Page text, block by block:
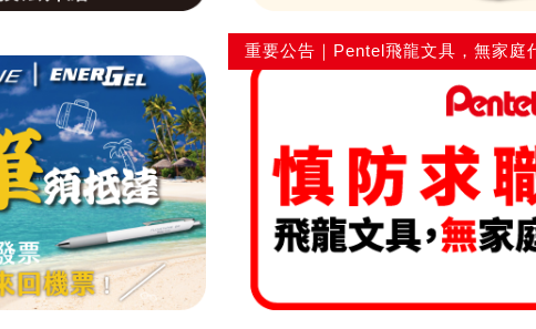
重要公告｜Pentel飛龍文具，無家庭